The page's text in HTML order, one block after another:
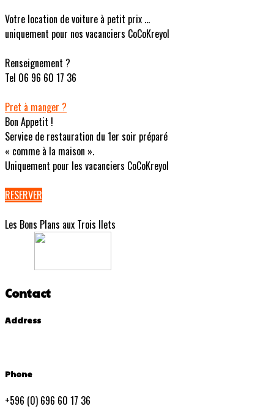
Votre location de voiture à petit prix ...
uniquement pour nos vacanciers CoCoKreyol
Renseignement ?
Tel 06 96 60 17 36
Pret à manger ?
Bon Appetit !
Service de restauration du 1er soir préparé
« comme à la maison ».
Uniquement pour les vacanciers CoCoKreyol
RESERVER
Les Bons Plans aux Trois Ilets
Contact
Address
Phone
+596 (0) 696 60 17 36